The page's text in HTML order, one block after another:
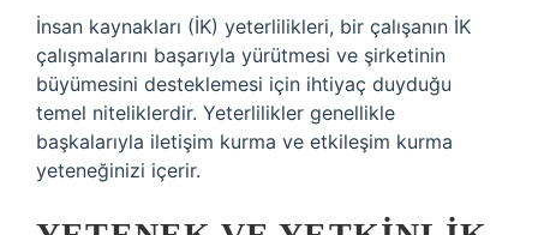
İnsan kaynakları (İK) yeterlilikleri, bir çalışanın İK
çalışmalarını başarıyla yürütmesi ve şirketinin
büyümesini desteklemesi için ihtiyaç duyduğu
temel niteliklerdir. Yeterlilikler genellikle
başkalarıyla iletişim kurma ve etkileşim kurma
yeteneğinizi içerir.